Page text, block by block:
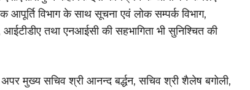
आपूर्ति विभाग के साथ सूचना एवं लोक सम्पर्क विभाग,
आईटीडीए तथा एनआईसी की सहभागिता भी सुनिश्चित की
मुख्य सचिव श्री आनन्द बर्द्धन, सचिव श्री शैलेष बगोली,